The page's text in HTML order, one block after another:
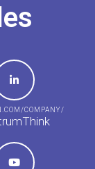
COMPANY/